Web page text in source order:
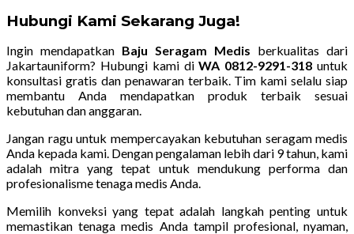
Hubungi Kami Sekarang Juga!
Ingin mendapatkan Baju Seragam Medis berkualitas dari
Jakartauniform? Hubungi kami diWA 0812-9291-318 untuk
konsultasi gratis dan penawaran terbaik. Tim kami selalu siap
membantu Anda mendapatkan produk terbaik sesuai
kebutuhan dan anggaran.
Jangan ragu untuk mempercayakan kebutuhan seragam medis
Anda kepada kami. Dengan pengalaman lebih dari 9 tahun, kami
adalah mitra yang tepat untuk mendukung performa dan
profesionalisme tenaga medis Anda.
Memilih konveksi yang tepat adalah langkah penting untuk
memastikan tenaga medis Anda tampil profesional, nyaman,